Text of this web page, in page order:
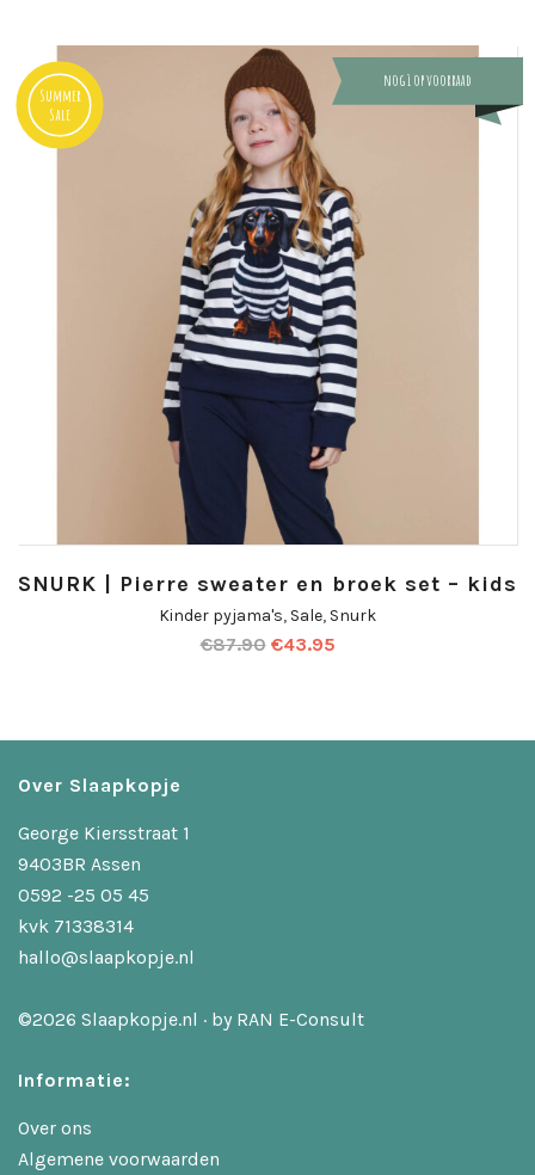
Summer
Sale
nog 1 op voorraad
SNURK | Pierre sweater en broek set – kids
Kinder pyjama's, Sale, Snurk
€87.90 €43.95
Over Slaapkopje
George Kiersstraat 1
9403BR Assen
0592 -25 05 45
kvk 71338314
hallo@slaapkopje.nl
©2026 Slaapkopje.nl · by RAN E-Consult
Informatie:
Over ons
Algemene voorwaarden